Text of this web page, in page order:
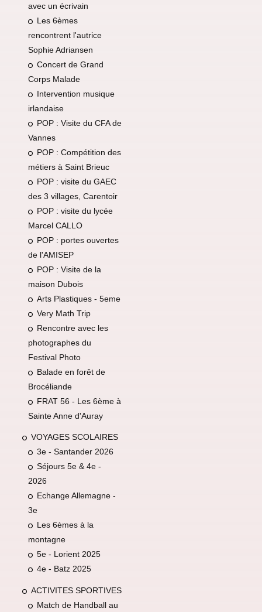
avec un écrivain
Les 6èmes
rencontrent l'autrice
Sophie Adriansen
Concert de Grand
Corps Malade
Intervention musique
irlandaise
POP : Visite du CFA de
Vannes
POP : Compétition des
métiers à Saint Brieuc
POP : visite du GAEC
des 3 villages, Carentoir
POP : visite du lycée
Marcel CALLO
POP : portes ouvertes
de l'AMISEP
POP : Visite de la
maison Dubois
Arts Plastiques - 5eme
Very Math Trip
Rencontre avec les
photographes du
Festival Photo
Balade en forêt de
Brocéliande
FRAT 56 - Les 6ème à
Sainte Anne d'Auray
VOYAGES SCOLAIRES
3e - Santander 2026
Séjours 5e & 4e -
2026
Echange Allemagne -
3e
Les 6èmes à la
montagne
5e - Lorient 2025
4e - Batz 2025
ACTIVITES SPORTIVES
Match de Handball au